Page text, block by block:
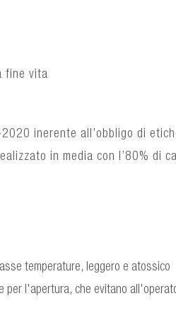
fine vita
inerente all’obbligo di
in media con l’80% di
temperature, leggero e atossico
l'apertura, che evitano